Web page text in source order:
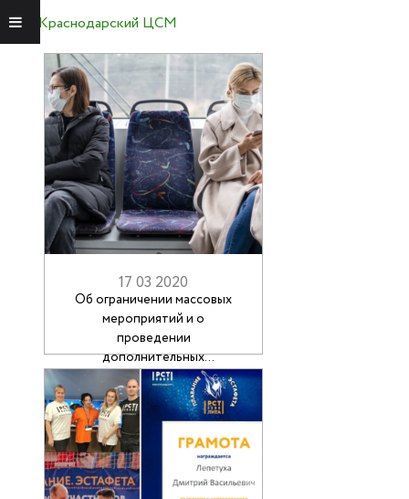
17 03 2020
Об ограничении массовых
мероприятий и о
проведении
дополнительных
санитарно-
противоэпидемиологических
мероприятий
Краснодарский ЦСМ